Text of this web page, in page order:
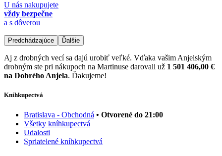
U nás nakupujete
vždy bezpečne
a s dôverou
Predchádzajúce Ďalšie
Aj z drobných vecí sa dajú urobiť veľké. Vďaka vašim Anjelským
drobným ste pri nákupoch na Martinuse darovali už 1 501 406,00 €
na Dobrého Anjela. Ďakujeme!
Kníhkupectvá
Bratislava - Obchodná • Otvorené do 21:00
Všetky kníhkupectvá
Udalosti
Spriatelené kníhkupectvá